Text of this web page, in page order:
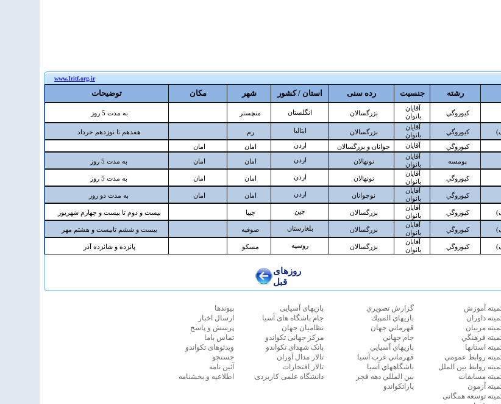
آموزش
داوران
مربيان
فرهنگي
استانها
روابط عمومي
روابط بين الملل
مسابقات
آزمون
توسعه همگانی
گزارش تصويري
بازيهاي المپيك
قهرماني جهان
جام جهاني
بازيهاي آسيايي
قهرماني غرب آسيا
باشگاههاي آسيا
بين المللي دهه فجر
پاراتکواندو
بازیهای آسیایی
جام باشگاه های آسیا
نظامیان جهان
مرکز جهانی تکواندو
بانک شهدای تکواندو
تالار مدال آوران
تالار افتخارات
دانشگاه علمی کاربردی
پيوندها
ارسال اخبار
پرسش و پاسخ
تماس باما
ویدئوهای تکواندو
جستجو
آئين نامه
اطلاعیه و بخشنامه